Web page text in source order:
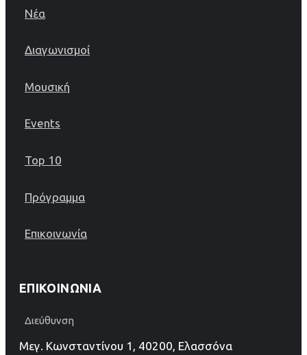
Νέα
Διαγωνισμοί
Μουσική
Events
Top 10
Πρόγραμμα
Επικοινωνία
ΕΠΙΚΟΙΝΩΝΊΑ
Διεύθυνση
Μεγ. Κωνσταντίνου 1, 40200, Ελασσόνα